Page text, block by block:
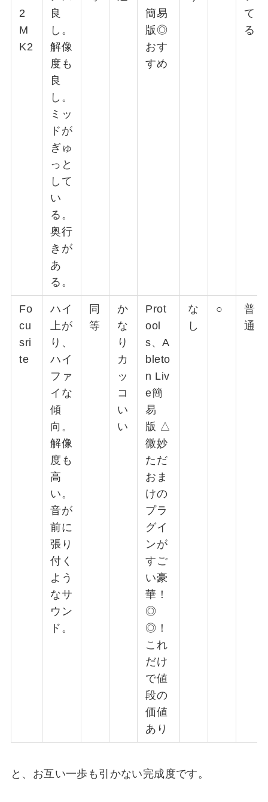
2
M
K2
良
し。
解像
度も
良
し。
ミッ
ドが
ぎゅ
っと
して
い
る。
奥行
きが
あ
る。
簡易
版◎
おす
すめ
て
る
Fo
cu
sri
te
ハイ
上が
り、
ハイ
ファ
イな
傾
向。
解像
度も
高
い。
音が
前に
張り
付く
よう
なサ
ウン
ド。
同
等
か
な
り
カ
ッ
コ
い
い
Prot
ool
s、A
bleto
n Liv
e簡
易
版 △
微妙
ただ
おま
けの
プラ
グイ
ンが
すご
い豪
華！
◎
◎！
これ
だけ
で値
段の
価値
あり
な
し
○
普
通
と、お互い一歩も引かない完成度です。